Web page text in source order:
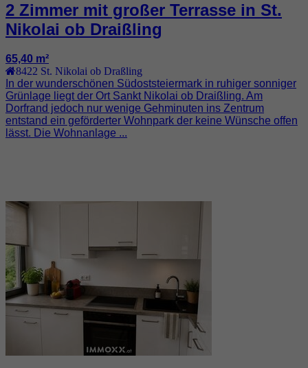
2 Zimmer mit großer Terrasse in St.
Nikolai ob Draißling
65,40 m²
8422 St. Nikolai ob Draßling
In der wunderschönen Südoststeiermark in ruhiger sonniger
Grünlage liegt der Ort Sankt Nikolai ob Draißling. Am
Dorfrand jedoch nur wenige Gehminuten ins Zentrum
entstand ein geförderter Wohnpark der keine Wünsche offen
lässt. Die Wohnanlage ...